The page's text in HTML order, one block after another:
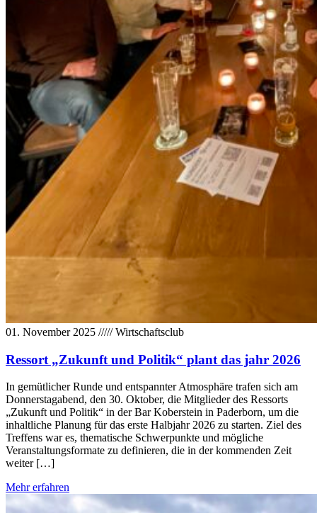
01. November 2025 /////Wirtschaftsclub
Ressort „Zukunft und Politik“ plant das jahr 2026
In gemütlicher Runde und entspannter Atmosphäre trafen sich am
Donnerstagabend, den 30. Oktober, die Mitglieder des Ressorts
„Zukunft und Politik“ in der Bar Koberstein in Paderborn, um die
inhaltliche Planung für das erste Halbjahr 2026 zu starten. Ziel des
Treffens war es, thematische Schwerpunkte und mögliche
Veranstaltungsformate zu definieren, die in der kommenden Zeit
weiter […]
Mehr erfahren